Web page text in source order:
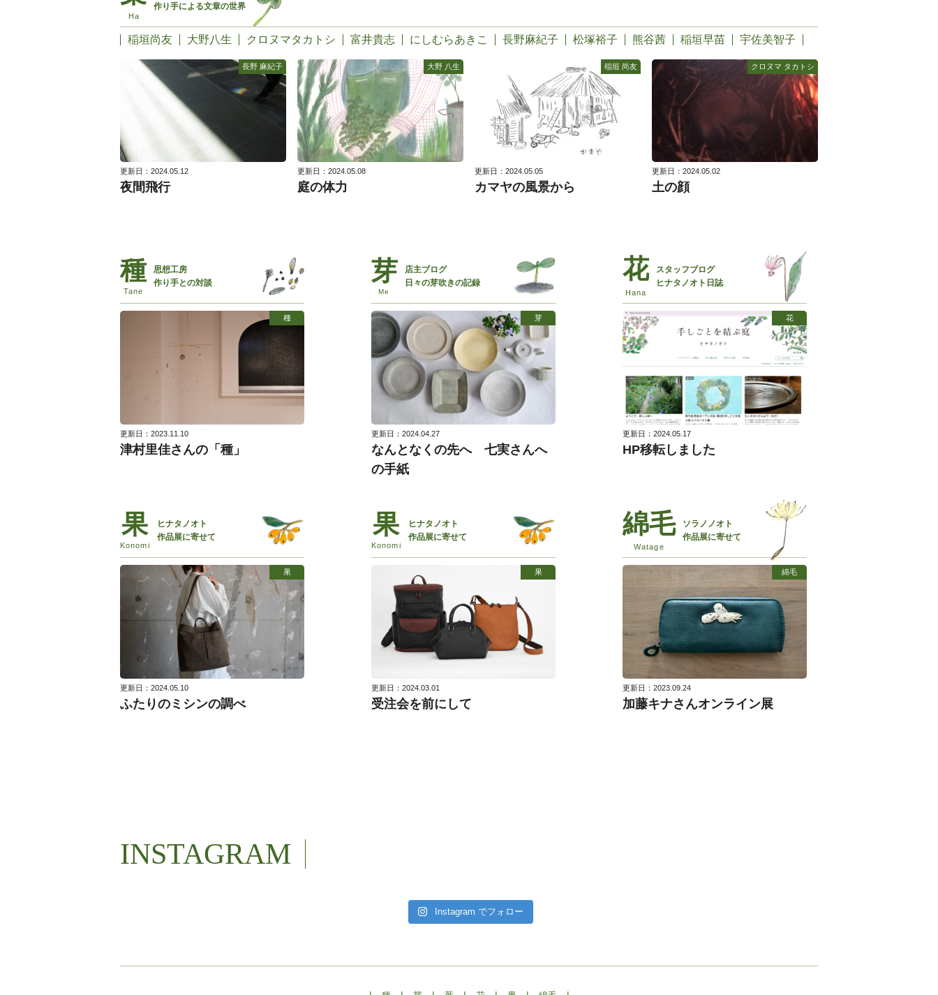
作り手による文章の世界
稲垣尚友 大野八生 クロヌマタカトシ 富井貴志 にしむらあきこ 長野麻紀子 松塚裕子 熊谷茜 稲垣早苗 宇佐美智子
長野 麻紀子
更新日：2024.05.12
夜間飛行
大野 八生
更新日：2024.05.08
庭の体力
稲垣 尚友
更新日：2024.05.05
カマヤの風景から
クロヌマ タカトシ
更新日：2024.05.02
土の顔
思想工房
作り手との対談
種
更新日：2023.11.10
津村里佳さんの「種」
店主ブログ
日々の芽吹きの記録
芽
更新日：2024.04.27
なんとなくの先へ 七実さんへ
の手紙
スタッフブログ
ヒナタノオト日誌
花
更新日：2024.05.17
HP移転しました
ヒナタノオト
作品展に寄せて
果
更新日：2024.05.10
ふたりのミシンの調べ
ヒナタノオト
作品展に寄せて
果
更新日：2024.03.01
受注会を前にして
ソラノノオト
作品展に寄せて
綿毛
更新日：2023.09.24
加藤キナさんオンライン展
INSTAGRAM
Instagram でフォロー